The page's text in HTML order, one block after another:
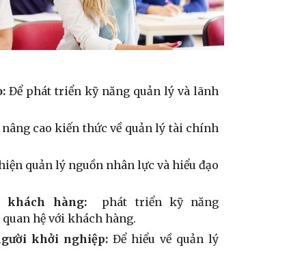
Để phát triển kỹ năng quản lý và lãnh
cao kiến thức về quản lý tài chính
quản lý nguồn nhân lực và hiểu đạo
khách hàng:phát triển kỹ năng
hệ với khách hàng.
khởi nghiệp: Để hiểu về quản lý